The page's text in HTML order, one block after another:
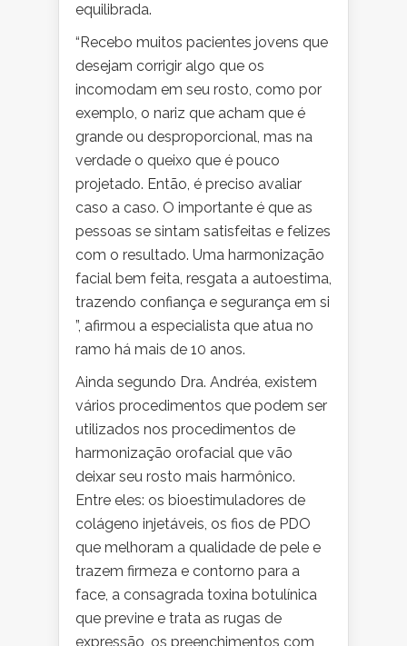
equilibrada.
“Recebo muitos pacientes jovens que
desejam corrigir algo que os
incomodam em seu rosto, como por
exemplo, o nariz que acham que é
grande ou desproporcional, mas na
verdade o queixo que é pouco
projetado. Então, é preciso avaliar
caso a caso. O importante é que as
pessoas se sintam satisfeitas e felizes
com o resultado. Uma harmonização
facial bem feita, resgata a autoestima,
trazendo confiança e segurança em si
”, afirmou a especialista que atua no
ramo há mais de 10 anos.
Ainda segundo Dra. Andréa, existem
vários procedimentos que podem ser
utilizados nos procedimentos de
harmonização orofacial que vão
deixar seu rosto mais harmônico.
Entre eles: os bioestimuladores de
colágeno injetáveis, os fios de PDO
que melhoram a qualidade de pele e
trazem firmeza e contorno para a
face, a consagrada toxina botulínica
que previne e trata as rugas de
expressão, os preenchimentos com